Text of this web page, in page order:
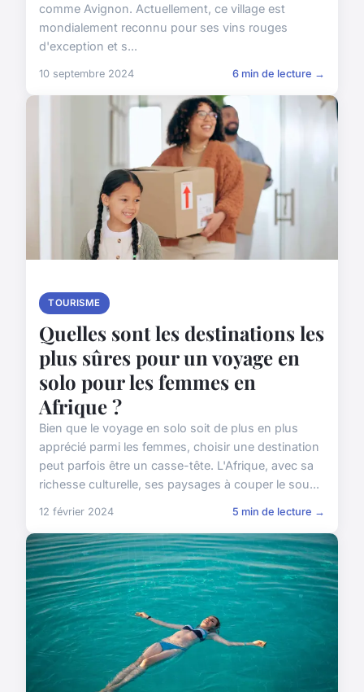
comme Avignon. Actuellement, ce village est
mondialement reconnu pour ses vins rouges
d'exception et s...
10 septembre 2024 6 min de lecture →
TOURISME
Quelles sont les destinations les
plus sûres pour un voyage en
solo pour les femmes en
Afrique ?
Bien que le voyage en solo soit de plus en plus
apprécié parmi les femmes, choisir une destination
peut parfois être un casse-tête. L'Afrique, avec sa
richesse culturelle, ses paysages à couper le sou...
12 février 2024 5 min de lecture →